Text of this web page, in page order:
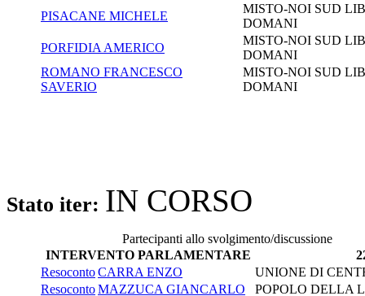
PISACANE MICHELE
MISTO-NOI SUD
DOMANI
PORFIDIA AMERICO
MISTO-NOI SUD
DOMANI
ROMANO FRANCESCO
SAVERIO
MISTO-NOI SUD
DOMANI
Stato iter: IN CORSO
Partecipanti allo svolgimento/discussione
INTERVENTO PARLAMENTARE
ResocontoCARRA ENZO
UNIONE DI
ResocontoMAZZUCA GIANCARLO
POPOLO DELLA